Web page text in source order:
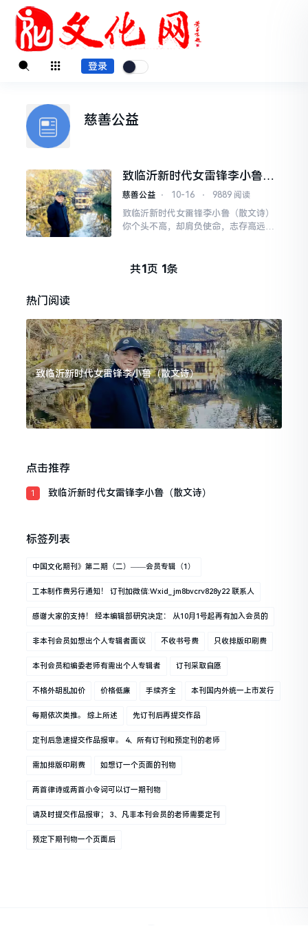
登录
慈善公益
致临沂新时代女雷锋李小鲁
（散文诗）
慈善公益 ⋅ 10-16 ⋅ 9889 阅读
致临沂新时代女雷锋李小鲁（散文诗）
你个头不高，却肩负使命，志存高远；
爱撒向人间，人们以你为自
共1页 1条
热门阅读
致临沂新时代女雷锋李小鲁（散文诗）
点击推荐
1 致临沂新时代女雷锋李小鲁（散文诗）
标签列表
中国文化期刊》第二期（二）——会员专辑（1）
工本制作费另行通知！ 订刊加微信:wxid_jm8bvcrv828y22 联系人
感谢大家的支持！ 经本编辑部研究决定： 从10月1号起再有加入会员的
非本刊会员如想出个人专辑者面议 不收书号费 只收排版印刷费
本刊会员和编委老师有需出个人专辑者 订刊采取自愿
不格外胡乱加价 价格低廉 手续齐全 本刊国内外统一上市发行
每期依次类推。 综上所述 先订刊后再提交作品
定刊后急速提交作品报审。 4、所有订刊和预定刊的老师
需加排版印刷费 如想订一个页面的刊物
两首律诗或两首小令词可以订一期刊物
请及时提交作品报审； 3、凡非本刊会员的老师需要定刊
预定下期刊物一个页面后